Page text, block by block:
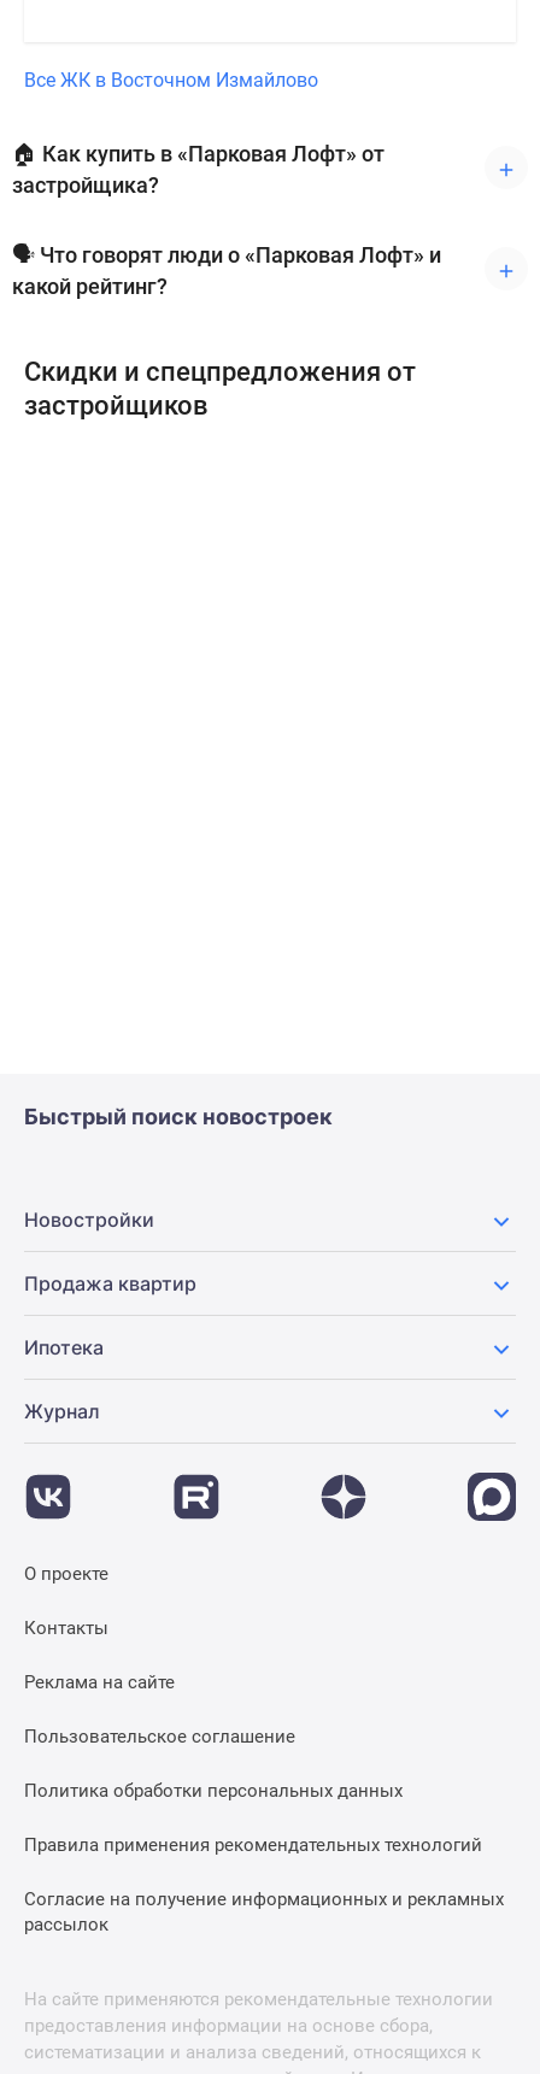
Все ЖК в Восточном Измайлово
🏠 Как купить в «Парковая Лофт» от
застройщика?
🗣 Что говорят люди о «Парковая Лофт» и
какой рейтинг?
Скидки и спецпредложения от
застройщиков
Быстрый поиск новостроек
Новостройки
Продажа квартир
Ипотека
Журнал
О проекте
Контакты
Реклама на сайте
Пользовательское соглашение
Политика обработки персональных данных
Правила применения рекомендательных технологий
Согласие на получение информационных и рекламных
рассылок
На сайте применяются рекомендательные технологии
предоставления информации на основе сбора,
систематизации и анализа сведений, относящихся к